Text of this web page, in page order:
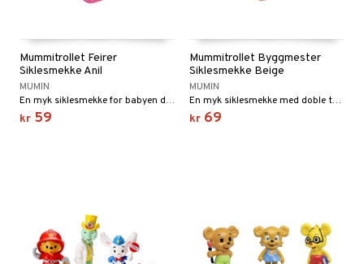
Mummitrollet Feirer
Siklesmekke Anil
MUMIN
En myk siklesmekke for babyen din.
kr 59
Mummitrollet Byggmester
Siklesmekke Beige
MUMIN
En myk siklesmekke med doble trykknapper.
kr 69